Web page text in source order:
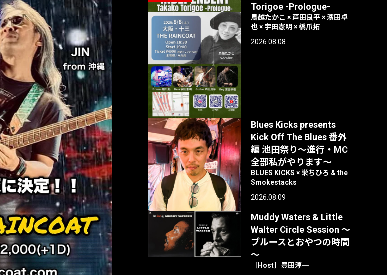
Torigoe -Prologue-
鳥越たかこ × 芦田良平 × 濱田卓
也 × 宇田憲明 × 橋爪拓
2026.08.08
Blues Kicks presents
Kick Off The Blues 番外
編 池田祭り〜進行・MC
全部私がやります〜
BLUES KICKS × 栄ちひろ & the
Smokestacks
2026.08.09
Muddy Waters & Little
Walter Circle Session ～
ブルースとおやつの時間
～
［Host］豊田淳一